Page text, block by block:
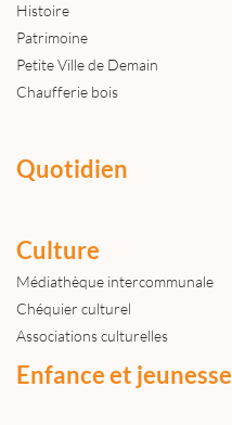
Histoire
Patrimoine
Petite Ville de Demain
Chaufferie bois
Quotidien
Culture
Médiathèque intercommunale
Chéquier culturel
Associations culturelles
Enfance et jeunesse